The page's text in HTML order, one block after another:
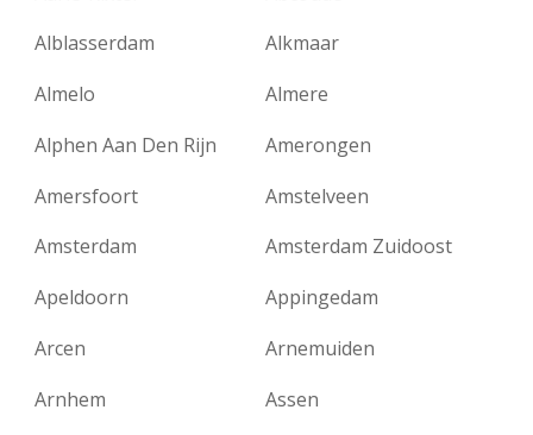
Alblasserdam
Alkmaar
Almelo
Almere
Alphen Aan Den Rijn
Amerongen
Amersfoort
Amstelveen
Amsterdam
Amsterdam Zuidoost
Apeldoorn
Appingedam
Arcen
Arnemuiden
Arnhem
Assen